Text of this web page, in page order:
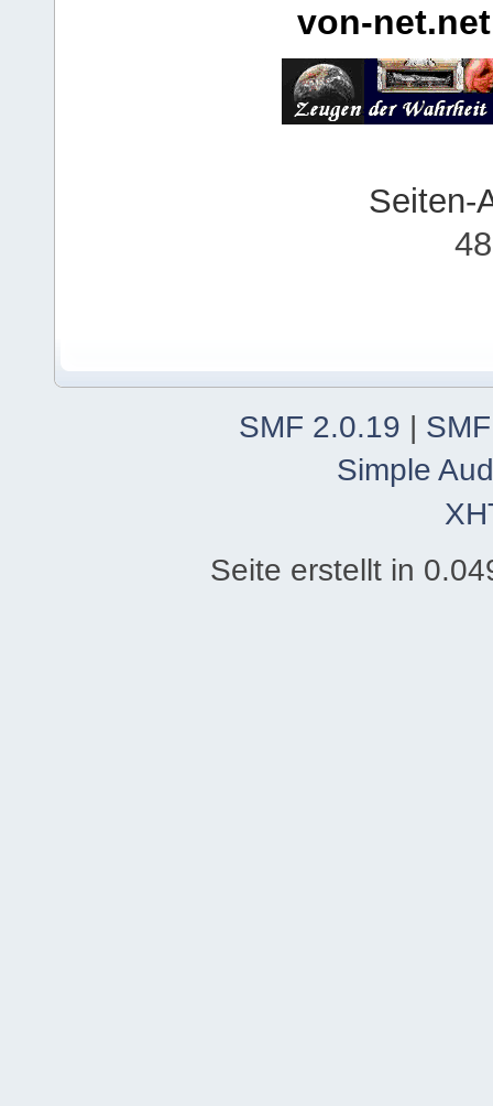
von-net.net
Seiten-
SMF 2.0.19
Simple
Seite erstellt in